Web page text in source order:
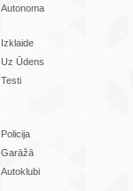
Autonoma
Izklaide
Uz Ūdens
Testi
Policija
Garāžā
Autoklubi